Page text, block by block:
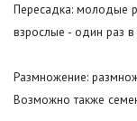
Пересадка: молодые
взрослые - один раз
Размножение:
Возможно также